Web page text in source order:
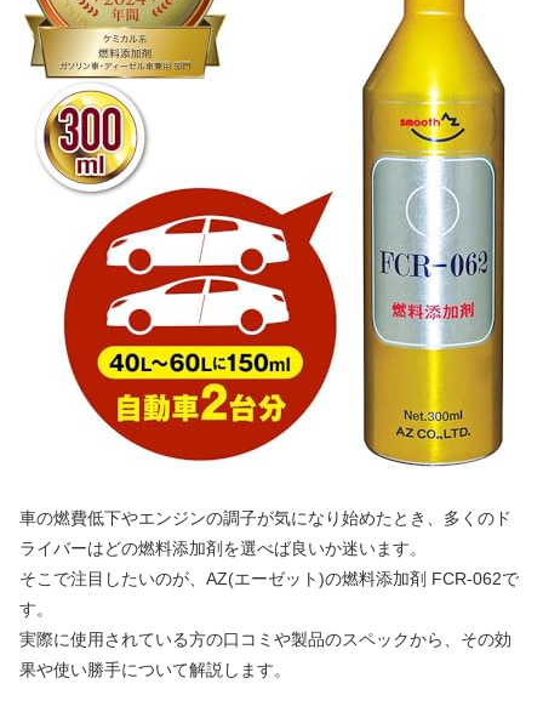
車の燃費低下やエンジンの調子が気になり始めたとき、多くのド
ライバーはどの燃料添加剤を選べば良いか迷います。
そこで注目したいのが、AZ(エーゼット)の燃料添加剤 FCR-062で
す。
実際に使用されている方の口コミや製品のスペックから、その効
果や使い勝手について解説します。